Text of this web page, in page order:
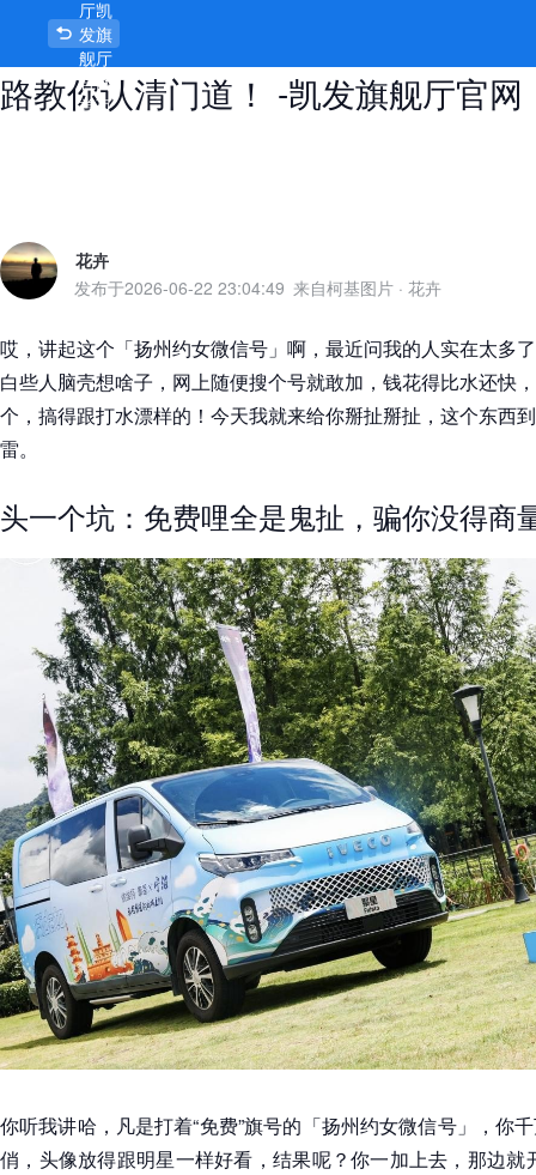
扬州约女微信号到底靠不靠谱？扯板
路教你认清门道！ -凯发旗舰厅官网
厅凯
发旗
舰厅
官网
首页
花卉
发布于2026-06-22 23:04:49 来自柯基图片 · 花卉
哎，讲起这个「扬州约女微信号」啊，最近问我的人实在太多
白些人脑壳想啥子，网上随便搜个号就敢加，钱花得比水还快
个，搞得跟打水漂样的！今天我就来给你掰扯掰扯，这个东西
雷。
头一个坑：免费哩全是鬼扯，骗你没得商
你听我讲哈，凡是打着“免费”旗号的「扬州约女微信号」，你
俏，头像放得跟明星一样好看，结果呢？你一加上去，那边就